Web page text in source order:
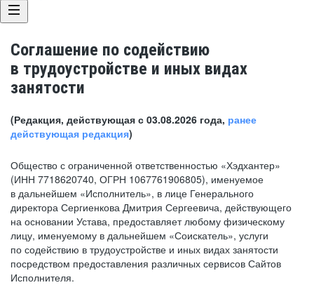
Соглашение по содействию
в трудоустройстве и иных видах
занятости
(Редакция, действующая с 03.08.2026 года, ранее
действующая редакция)
Общество с ограниченной ответственностью «Хэдхантер»
(ИНН 7718620740, ОГРН 1067761906805), именуемое
в дальнейшем «Исполнитель», в лице Генерального
директора Сергиенкова Дмитрия Сергеевича, действующего
на основании Устава, предоставляет любому физическому
лицу, именуемому в дальнейшем «Соискатель», услуги
по содействию в трудоустройстве и иных видах занятости
посредством предоставления различных сервисов Сайтов
Исполнителя.